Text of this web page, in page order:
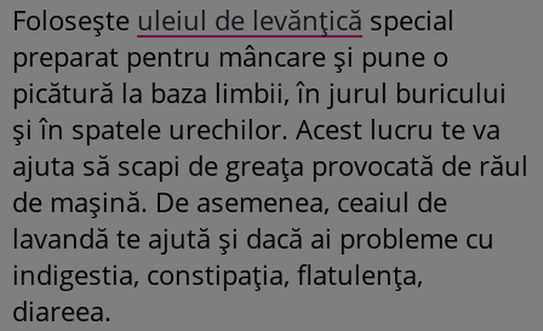
Folosește uleiul de levănțică special
preparat pentru mâncare și pune o
picătură la baza limbii, în jurul buricului
și în spatele urechilor. Acest lucru te va
ajuta să scapi de greața provocată de răul
de mașină. De asemenea, ceaiul de
lavandă te ajută și dacă ai probleme cu
indigestia, constipația, flatulența,
diareea.